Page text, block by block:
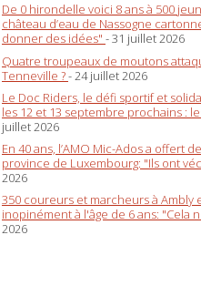
De 0 hirondelle voici 8 ans à 500
château d’eau de Nassogne
donner des idées" - 31 juillet 2026
Quatre troupeaux de moutons
Tenneville ?- 24 juillet 2026
Le Doc Riders, le défi sportif et
les 12 et 13 septembre prochains :
juillet 2026
En 40 ans, l’AMO Mic-Ados a offert
province de Luxembourg: "Ils ont
2026
350 coureurs et marcheurs à
inopinément à l'âge de 6 ans: "Cela
2026